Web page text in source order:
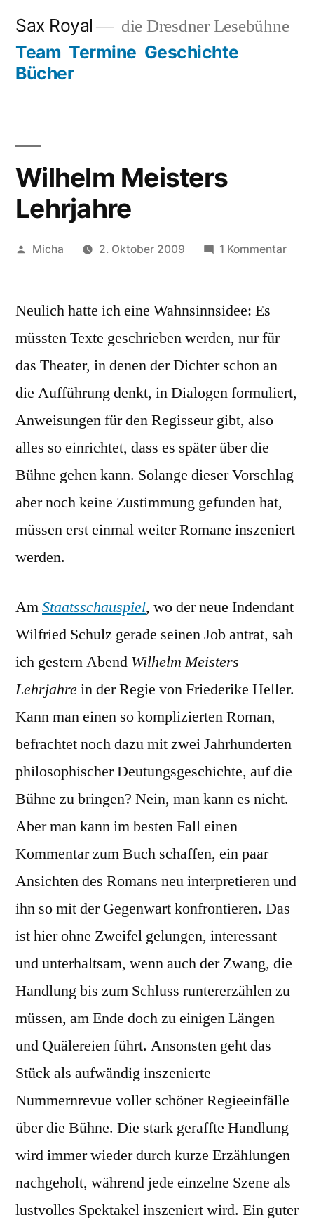
springen
Sax Royal die Dresdner Lesebühne
Team Termine Geschichte
Bücher
Wilhelm Meisters
Lehrjahre
Veröffentlicht
Micha 2. Oktober 2009 1 Kommentarzu
Neulich hatte ich eine Wahnsinnsidee: Es
müssten Texte geschrieben werden, nur für
das Theater, in denen der Dichter schon an
die Aufführung denkt, in Dialogen formuliert,
Anweisungen für den Regisseur gibt, also
alles so einrichtet, dass es später über die
Bühne gehen kann. Solange dieser Vorschlag
aber noch keine Zustimmung gefunden hat,
müssen erst einmal weiter Romane inszeniert
werden.
AmStaatsschauspiel, wo der neue Indendant
Wilfried Schulz gerade seinen Job antrat, sah
ich gestern Abend Wilhelm Meisters
Lehrjahrein der Regie von Friederike Heller.
Kann man einen so komplizierten Roman,
befrachtet noch dazu mit zwei Jahrhunderten
philosophischer Deutungsgeschichte, auf die
Bühne zu bringen? Nein, man kann es nicht.
Aber man kann im besten Fall einen
Kommentar zum Buch schaffen, ein paar
Ansichten des Romans neu interpretieren und
ihn so mit der Gegenwart konfrontieren. Das
ist hier ohne Zweifel gelungen, interessant
und unterhaltsam, wenn auch der Zwang, die
Handlung bis zum Schluss runtererzählen zu
müssen, am Ende doch zu einigen Längen
und Quälereien führt. Ansonsten geht das
Stück als aufwändig inszenierte
Nummernrevue voller schöner Regieeinfälle
über die Bühne. Die stark geraffte Handlung
wird immer wieder durch kurze Erzählungen
nachgeholt, während jede einzelne Szene als
lustvolles Spektakel inszeniert wird. Ein guter